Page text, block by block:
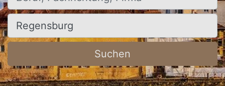
Ort, Stadt
Suchen